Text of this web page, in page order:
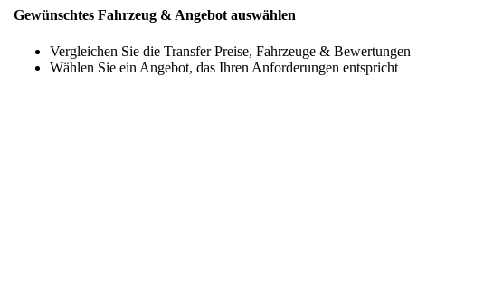
Gewünschtes Fahrzeug & Angebot auswählen
Vergleichen Sie die Transfer Preise, Fahrzeuge & Bewertungen
Wählen Sie ein Angebot, das Ihren Anforderungen entspricht